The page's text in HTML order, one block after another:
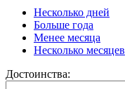
Несколько дней
Больше года
Менее месяца
Несколько месяцев
Достоинства: